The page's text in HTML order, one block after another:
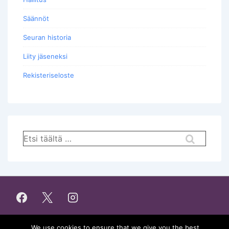
Säännöt
Seuran historia
Liity jäseneksi
Rekisteriseloste
Hae: